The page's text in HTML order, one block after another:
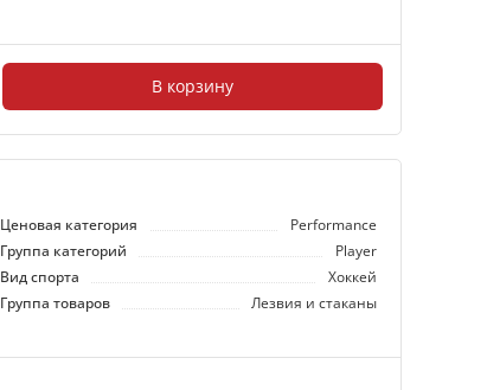
В корзину
Ценовая категория
Performance
Группа категорий
Player
Вид спорта
Хоккей
Группа товаров
Лезвия и стаканы